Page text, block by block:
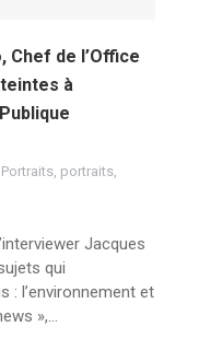
Chef de l’Office
à
Portraits portraits
Jacques
qui
: l’environnement et
»,…